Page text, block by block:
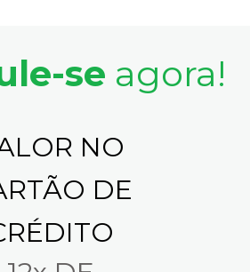
se agora!
NO
DE